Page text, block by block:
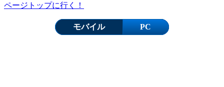
ページトップに行く！
モバイル PC